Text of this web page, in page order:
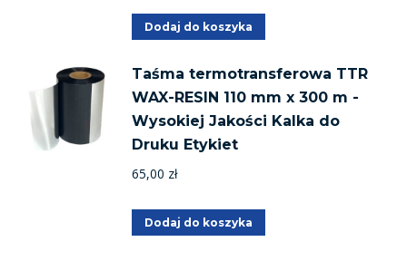
Dodaj do koszyka
Taśma termotransferowa TTR
WAX-RESIN 110 mm x 300 m -
Wysokiej Jakości Kalka do
Druku Etykiet
65,00 zł
Dodaj do koszyka